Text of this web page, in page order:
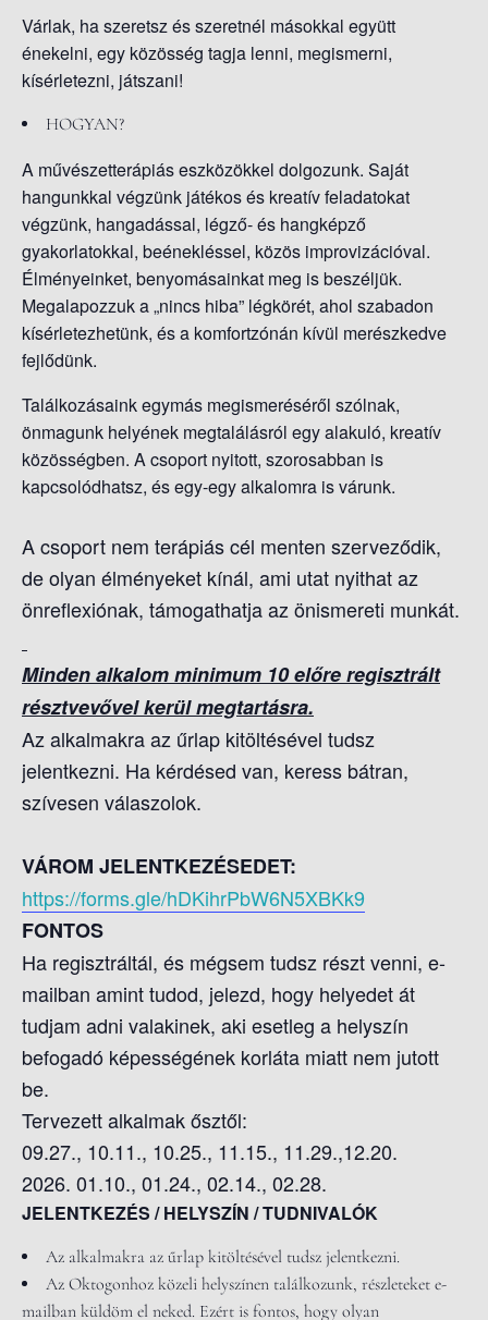
Várlak, ha szeretsz és szeretnél másokkal együtt
énekelni, egy közösség tagja lenni, megismerni,
kísérletezni, játszani!
HOGYAN?
A művészetterápiás eszközökkel dolgozunk. Saját
hangunkkal végzünk játékos és kreatív feladatokat
végzünk, hangadással, légző- és hangképző
gyakorlatokkal, beénekléssel, közös improvizációval.
Élményeinket, benyomásainkat meg is beszéljük.
Megalapozzuk a „nincs hiba” légkörét, ahol szabadon
kísérletezhetünk, és a komfortzónán kívül merészkedve
fejlődünk.
Találkozásaink egymás megismeréséről szólnak,
önmagunk helyének megtalálásról egy alakuló, kreatív
közösségben. A csoport nyitott, szorosabban is
kapcsolódhatsz, és egy-egy alkalomra is várunk.
A csoport nem terápiás cél menten szerveződik,
de olyan élményeket kínál, ami utat nyithat az
önreflexiónak, támogathatja az önismereti munkát.
Minden alkalom minimum 10 előre regisztrált
résztvevővel kerül megtartásra.
Az alkalmakra az űrlap kitöltésével tudsz
jelentkezni. Ha kérdésed van, keress bátran,
szívesen válaszolok.
VÁROM JELENTKEZÉSEDET:
https://forms.gle/hDKihrPbW6N5XBKk9
FONTOS
Ha regisztráltál, és mégsem tudsz részt venni, e-
mailban amint tudod, jelezd, hogy helyedet át
tudjam adni valakinek, aki esetleg a helyszín
befogadó képességének korláta miatt nem jutott
be.
Tervezett alkalmak ősztől:
09.27., 10.11., 10.25., 11.15., 11.29.,12.20.
2026. 01.10., 01.24., 02.14., 02.28.
JELENTKEZÉS / HELYSZÍN / TUDNIVALÓK
Az alkalmakra az űrlap kitöltésével tudsz jelentkezni.
Az Oktogonhoz közeli helyszínen találkozunk, részleteket e-
mailban küldöm el neked. Ezért is fontos, hogy olyan